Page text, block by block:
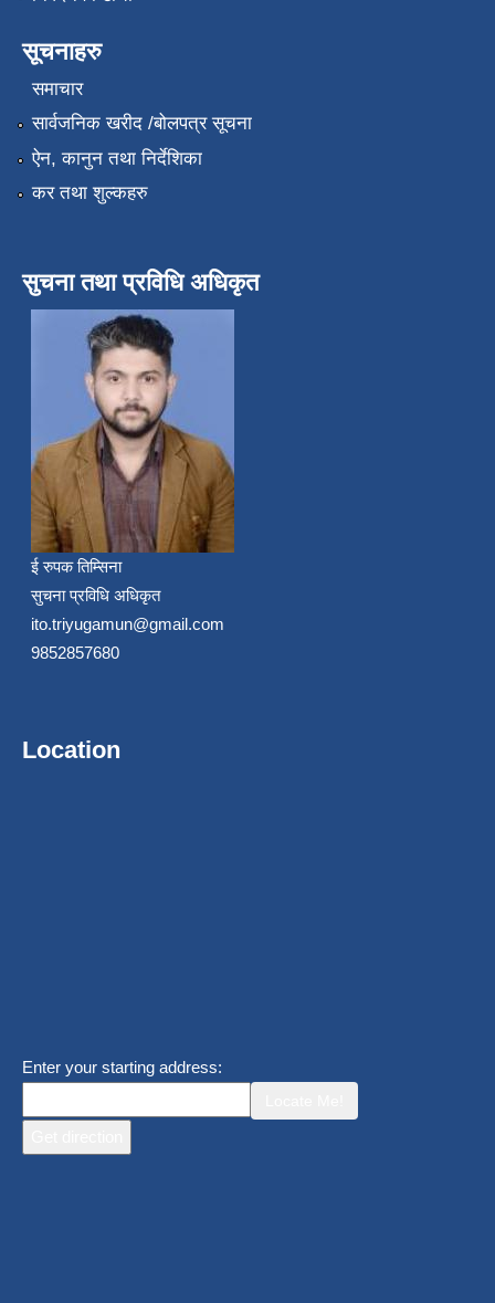
सूचनाहरु
समाचार
सार्वजनिक खरीद /बोलपत्र सूचना
ऐन, कानुन तथा निर्देशिका
कर तथा शुल्कहरु
सुचना तथा प्रविधि अधिकृत
ई रुपक तिम्सिना
सुचना प्रविधि अधिकृत
ito.triyugamun@gmail.com
9852857680
Location
Enter your starting address: